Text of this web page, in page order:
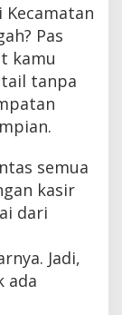
Pas
kamu
tanpa
semua
kasir
dari
Jadi,
ada